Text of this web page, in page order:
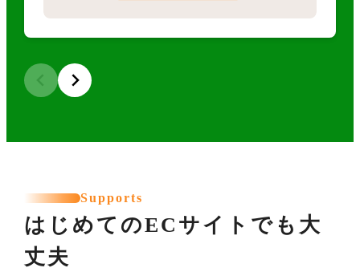
Supports
はじめてのECサイトでも大
丈夫